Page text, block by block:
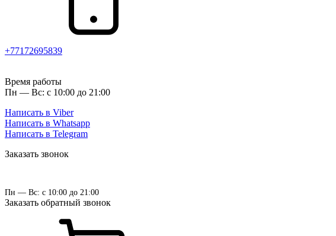
+77172695839
Время работы
Пн — Вс: с 10:00 до 21:00
Написать в Viber
Написать в Whatsapp
Написать в Telegram
Заказать звонок
Пн — Вс: с 10:00 до 21:00
Заказать обратный звонок